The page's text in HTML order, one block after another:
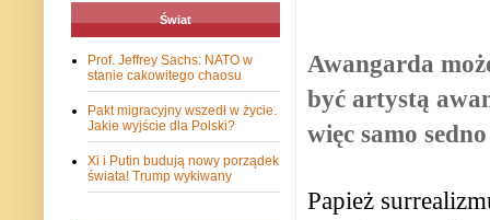
Awangarda
być artystą
więc samo
Papież
Świat
Prof. Jeffrey Sachs: NATO w
stanie cakowitego chaosu
Pakt migracyjny wszedł w życie.
Jakie wyjście dla Polski?
Xi i Putin budują nowy porządek
świata! Trump wykiwany